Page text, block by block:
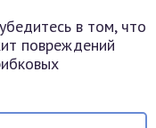
в том, что
повреждений